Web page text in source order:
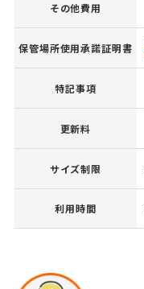
その他費用
保管場所使用承諾証明書
特記事項
更新料
サイズ制限
利用時間